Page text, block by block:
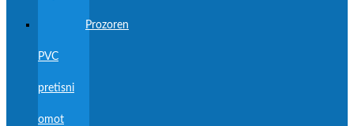
Prozoren
PVC
pretisni
omot